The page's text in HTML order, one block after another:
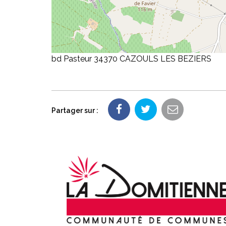
bd Pasteur 34370 CAZOULS LES BEZIERS
Partager sur :